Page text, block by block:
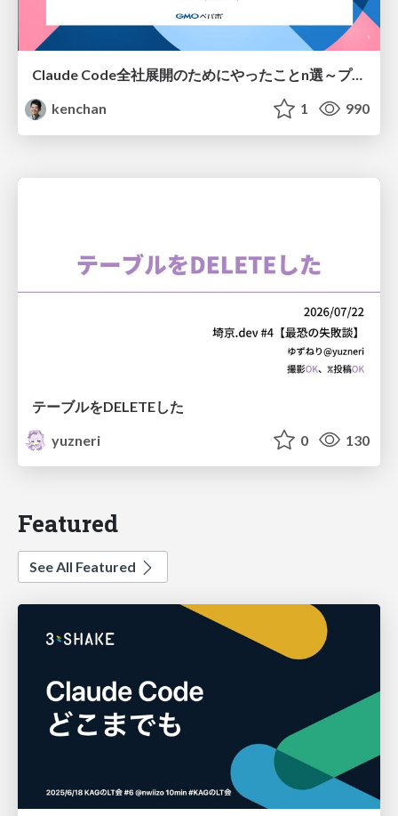
Claude Code全社展開のためにやったことn選～プラグイン302個・コミッター271人を支えるために～
kenchan
1 990
テーブルをDELETEした
yuzneri
0 130
Featured
See All Featured